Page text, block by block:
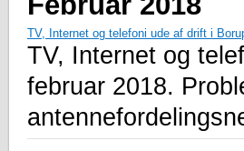
TV, Internet og telefoni ude af drift i
TV, Internet og
februar 2018.